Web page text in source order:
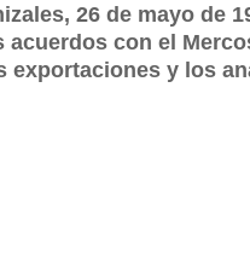
26 de mayo de
con el
exportaciones y los